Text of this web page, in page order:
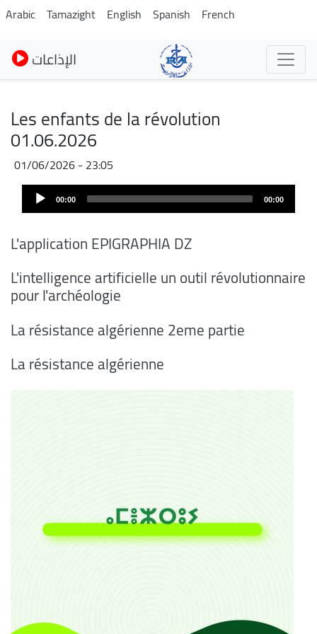
Skip
to
main
content
Arabic Tamazight English Spanish French
الإذاعات
Les enfants de la révolution
01.06.2026
01/06/2026 - 23:05
Audio
Player 00:00 00:00
L'application EPIGRAPHIA DZ
L'intelligence artificielle un outil révolutionnaire
pour l'archéologie
La résistance algérienne 2eme partie
La résistance algérienne